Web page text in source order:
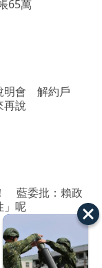
65萬
明會 解約戶
再說
藍委批：賴政
」呢